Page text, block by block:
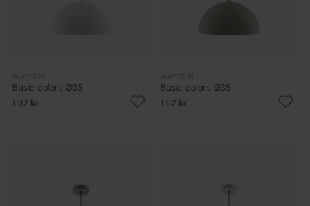
Basic colors Ø35
1 117 kr.
Basic colors Ø35
1 117 kr.